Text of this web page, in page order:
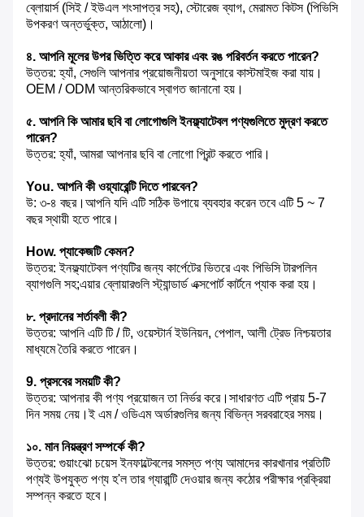
ব্লোয়ার্স (সিই / ইউএল শংসাপত্র সহ), স্টোরেজ ব্যাগ, মেরামত কিটস (পিভিসি
উপকরণ অন্তর্ভুক্ত, আঠালো)।
৪. আপনি মূলের উপর ভিত্তি করে আকার এবং রঙ পরিবর্তন করতে পারেন?
উত্তর: হ্যাঁ, সেগুলি আপনার প্রয়োজনীয়তা অনুসারে কাস্টমাইজ করা যায়।
OEM / ODM আন্তরিকভাবে স্বাগত জানানো হয়।
৫. আপনি কি আমার ছবি বা লোগোগুলি ইনফ্ল্যাটেবল পণ্যগুলিতে মুদ্রণ করতে
পারেন?
উত্তর: হ্যাঁ, আমরা আপনার ছবি বা লোগো প্রিন্ট করতে পারি।
You. আপনি কী ওয়্যারেন্টি দিতে পারবেন?
উ: ৩-৪ বছর।আপনি যদি এটি সঠিক উপায়ে ব্যবহার করেন তবে এটি 5 ~ 7
বছর স্থায়ী হতে পারে।
How. প্যাকেজটি কেমন?
উত্তর: ইনফ্ল্যাটেবল পণ্যটির জন্য কার্পেটের ভিতরে এবং পিভিসি টারপলিন
ব্যাগগুলি সহ;এয়ার ব্লোয়ারগুলি স্ট্যান্ডার্ড এক্সপোর্ট কার্টনে প্যাক করা হয়।
৮. প্রদানের শর্তাবলী কী?
উত্তর: আপনি এটি টি / টি, ওয়েস্টার্ন ইউনিয়ন, পেপাল, আলী ট্রেড নিশ্চয়তার
মাধ্যমে তৈরি করতে পারেন।
9. প্রসবের সময়টি কী?
উত্তর: আপনার কী পণ্য প্রয়োজন তা নির্ভর করে।সাধারণত এটি প্রায় 5-7
দিন সময় নেয়।ই এম / ওডিএম অর্ডারগুলির জন্য বিভিন্ন সরবরাহের সময়।
১০. মান নিয়ন্ত্রণ সম্পর্কে কী?
উত্তর: গুয়াংঝো চয়েস ইনফাল্টেবলের সমস্ত পণ্য আমাদের কারখানার প্রতিটি
পণ্যই উপযুক্ত পণ্য হ'ল তার গ্যারান্টি দেওয়ার জন্য কঠোর পরীক্ষার প্রক্রিয়া
সম্পন্ন করতে হবে।